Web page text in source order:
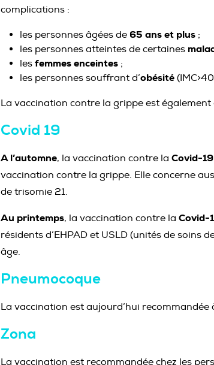
complications :
les personnes âgées de 65 ans et plus ;
les personnes atteintes de certaines
les femmes enceintes ;
les personnes souffrant d’obésité
La vaccination contre la grippe est
Covid 19
A l’automne, la vaccination contre la Covid-19
vaccination contre la grippe. Elle concerne
de trisomie 21.
Au printemps, la vaccination contre la Covid-
résidents d’EHPAD et USLD (unités de soins
âge.
Pneumocoque
La vaccination est aujourd’hui recommandée
Zona
La vaccination est recommandée chez les